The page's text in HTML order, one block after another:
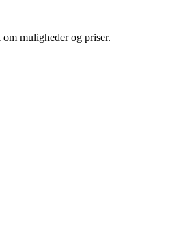
muligheder og priser.